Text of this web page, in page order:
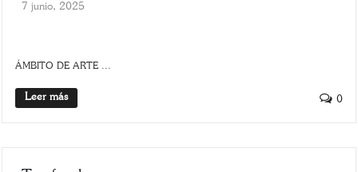
7 junio, 2025
ÁMBITO DE ARTE ...
Leer más 0